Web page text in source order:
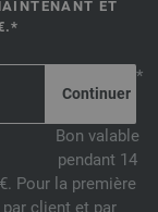
ET
*
Bon valable
pendant 14
Pour la première
client et par